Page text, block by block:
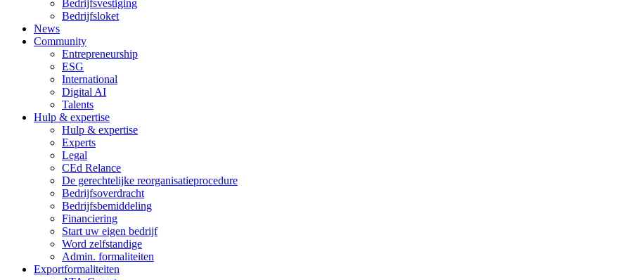
Bedrijfsvestiging
Bedrijfsloket
News
Community
Entrepreneurship
ESG
International
Digital AI
Talents
Hulp & expertise
Hulp & expertise
Experts
Legal
CEd Relance
De gerechtelijke reorganisatieprocedure
Bedrijfsoverdracht
Bedrijfsbemiddeling
Financiering
Start uw eigen bedrijf
Word zelfstandige
Admin. formaliteiten
Exportformaliteiten